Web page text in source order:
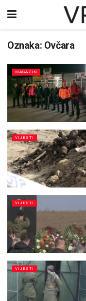
Oznaka: Ovčara
MAGAZIN
VIJESTI
VIJESTI
VIJESTI